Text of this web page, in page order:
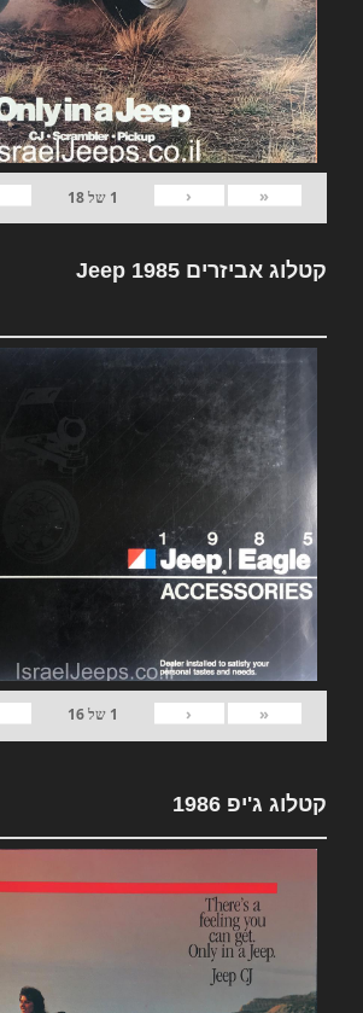
«
‹
1 של18
קטלוג אביזרים Jeep 1985
«
‹
1 של16
קטלוג ג'יפ 1986